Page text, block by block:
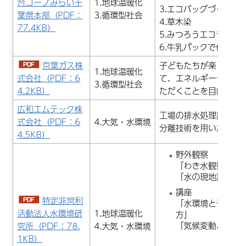
葉県本部（PDF：
77.4KB）
3.循環型社会
3.エコバッグづく
4.草木染
5.みつろうエコラ
6.牛乳パックで作
京葉ガス株
式会社（PDF：6
4.2KB）
1.地球温暖化
3.循環型社会
子どもたちが楽
て、エネルギー
ただくことを目
広和エムテック株
式会社（PDF：6
4.5KB）
4.大気・水環境
工場の排水処理
分離技術を用いた
特定非営利
活動法人水環境研
究所（PDF：78.
1KB）
1.地球温暖化
4.大気・水環境
野外観察
「わき水観
「水の現地
講座
「水環境と
方」
「気候変動